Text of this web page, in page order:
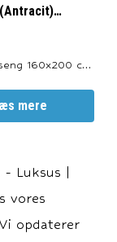
160x200 cm.
Antracit, Sort,
20 cm.
18 cm.
ca. 7 cm.
mere
- Luksus |
vores
opdaterer